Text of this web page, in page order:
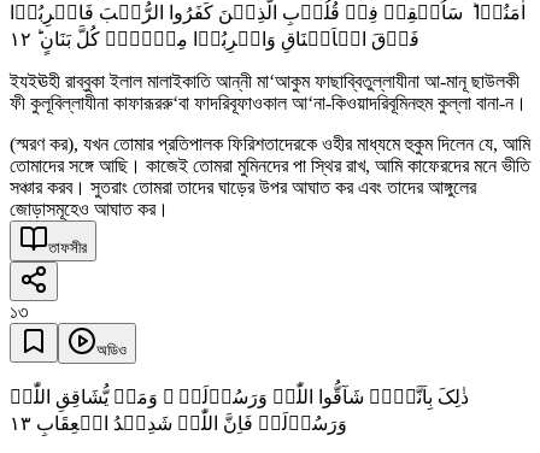
اٰمَنُوۡا ؕ سَاُلۡقِیۡ فِیۡ قُلُوۡبِ الَّذِیۡنَ کَفَرُوا الرُّعۡبَ فَاضۡرِبُوۡا
فَوۡقَ الۡاَعۡنَاقِ وَاضۡرِبُوۡا مِنۡہُمۡ کُلَّ بَنَانٍ ؕ ١٢
ইযইঊহী রাব্বুকা ইলাল মালাইকাতি আন্নী মা‘আকুম ফাছাব্বিতুল্লাযীনা আ-মানূ ছাউলকী
ফী কুলূবিল্লাযীনা কাফারূররু‘বা ফাদরিবূফাওকাল আ‘না-কিওয়াদরিবূমিনহুম কুল্লা বানা-ন।
(স্মরণ কর), যখন তোমার প্রতিপালক ফিরিশতাদেরকে ওহীর মাধ্যমে হুকুম দিলেন যে, আমি
তোমাদের সঙ্গে আছি। কাজেই তোমরা মুমিনদের পা স্থির রাখ, আমি কাফেরদের মনে ভীতি
সঞ্চার করব। সুতরাং তোমরা তাদের ঘাড়ের উপর আঘাত কর এবং তাদের আঙ্গুলের
জোড়াসমূহেও আঘাত কর।
তাফসীর
১৩
অডিও
ذٰلِکَ بِاَنَّہُمۡ شَآقُّوا اللّٰہَ وَرَسُوۡلَہٗ ۚ وَمَنۡ یُّشَاقِقِ اللّٰہَ
وَرَسُوۡلَہٗ فَاِنَّ اللّٰہَ شَدِیۡدُ الۡعِقَابِ ١٣